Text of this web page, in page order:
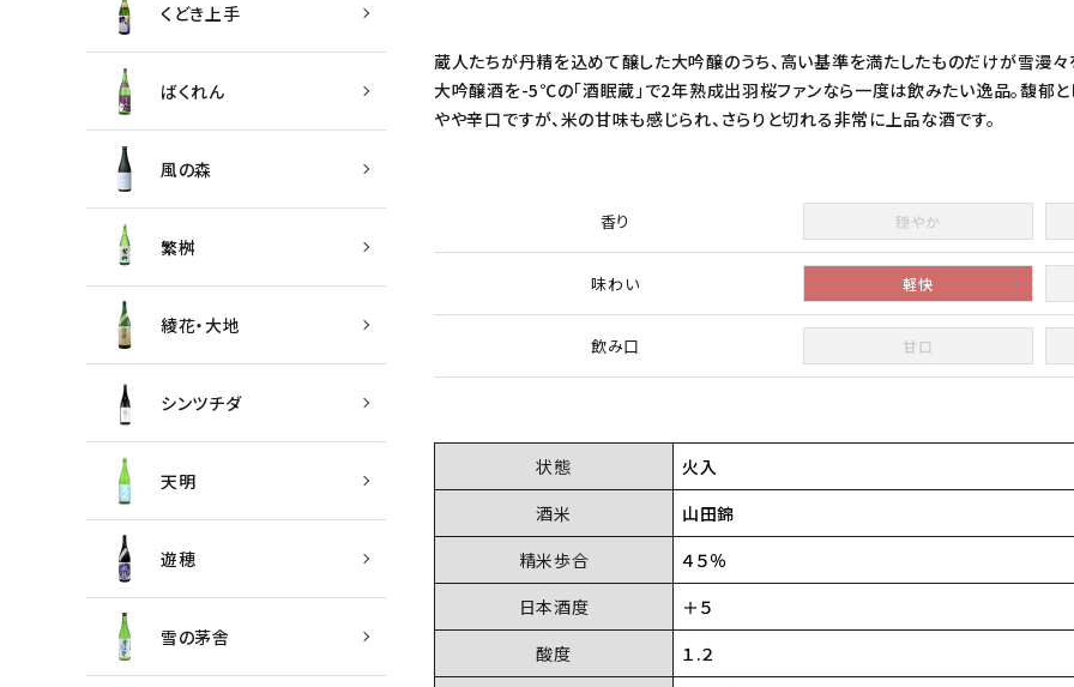
蔵人たちが丹精を込めて醸した大吟醸のうち、高い基準を満たしたものだけが雪漫々
大吟醸酒を-5℃の「酒眠蔵」で2年熟成出羽桜ファンなら一度は飲みたい逸品。馥郁と
やや辛口ですが、米の甘味も感じられ、さらりと切れる非常に上品な酒です。
香り 穏やか
味わい 軽快
飲み口 甘口
状態
火入
酒米
山田錦
精米歩合
４５％
日本酒度
＋５
酸度
１.２
くどき上手
ばくれん
風の森
繁桝
綾花・大地
シンツチダ
天明
遊穂
雪の茅舎